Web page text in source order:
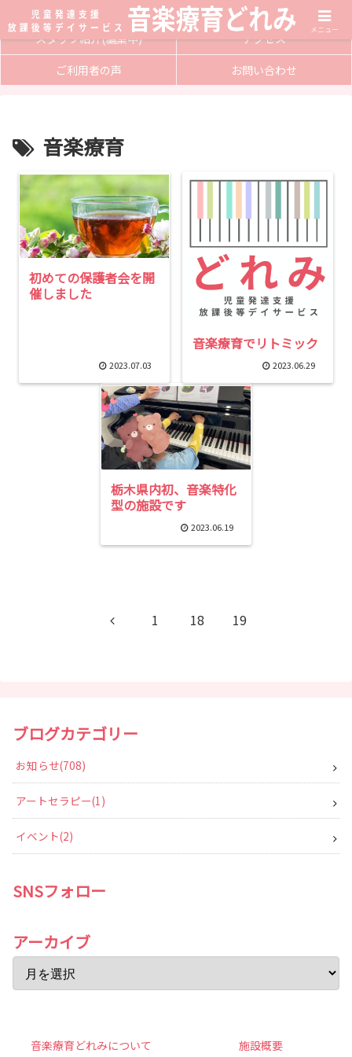
サービス内容
入会方法
スタッフ紹介(編集中)
アクセス
ご利用者の声
お問い合わせ
音楽療育
初めての保護者会を開
催しました
2023.07.03
音楽療育でリトミック
2023.06.29
栃木県内初、音楽特化
型の施設です
2023.06.19
前
1 18 19
ブログカテゴリー
お知らせ 708
アートセラピー 1
イベント 2
SNSフォロー
アーカイブ
音楽療育どれみについて 施設概要
メニュー